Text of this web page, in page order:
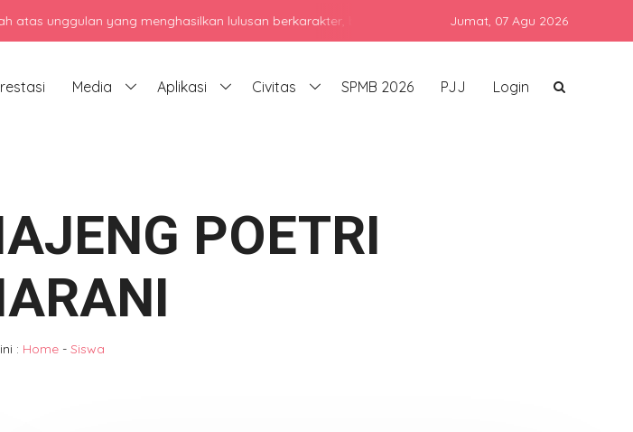
unggulan yang menghasilkan lulusan berkarakter, berprestasi, dan siap bersaing di era global
Jumat, 07 Agu 2026
Media Aplikasi Civitas SPMB 2026 PJJ Login
POETRI
: Home - Siswa